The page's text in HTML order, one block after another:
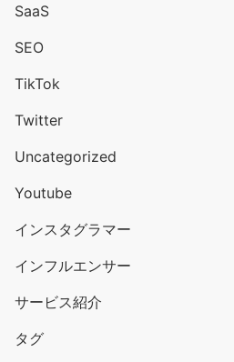
SaaS
SEO
TikTok
Twitter
Uncategorized
Youtube
インスタグラマー
インフルエンサー
サービス紹介
タグ